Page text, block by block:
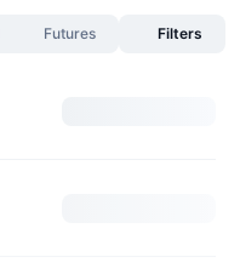
Futures Filters